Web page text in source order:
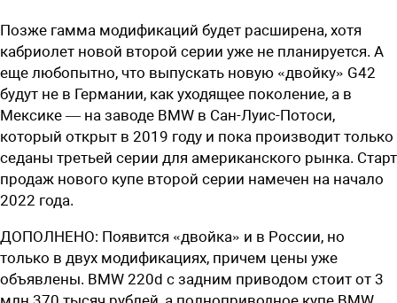
Позже гамма модификаций будет расширена, хотя
кабриолет новой второй серии уже не планируется. А
еще любопытно, что выпускать новую «двойку» G42
будут не в Германии, как уходящее поколение, а в
Мексике — на заводе BMW в Сан-Луис-Потоси,
который открыт в 2019 году и пока производит только
седаны третьей серии для американского рынка. Старт
продаж нового купе второй серии намечен на начало
2022 года.
ДОПОЛНЕНО: Появится «двойка» и в России, но
только в двух модификациях, причем цены уже
объявлены. BMW 220d с задним приводом стоит от 3